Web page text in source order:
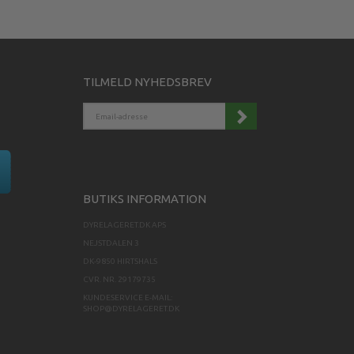
TILMELD NYHEDSBREV
ADRESSE
BUTIKS INFORMATION
DYRELAGERET.DK APS
NEJSTDALEN 3
DK-9850 HIRTSHALS
CVR. NR. 29179735
KUNDESERVICE E-MAIL:
SHOP@DYRELAGERET.DK